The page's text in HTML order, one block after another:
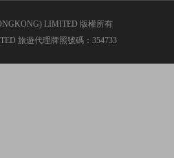
LIMITED 版權所有
旅遊代理牌照號碼：354733